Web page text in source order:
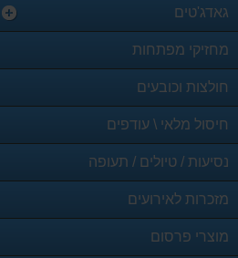
גאדג'טים
מחזיקי מפתחות
חולצות וכובעים
חיסול מלאי \ עודפים
נסיעות / טיולים / תעופה
מזכרות לאירועים
מוצרי פרסום